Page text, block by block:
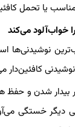
خواب‌آلود می‌کند
کافئین‌دار
بیدار شدن و حفظ
دیگر خستگی